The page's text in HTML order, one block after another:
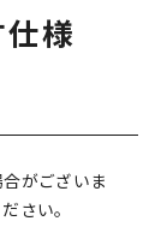
様
がございま
さい。